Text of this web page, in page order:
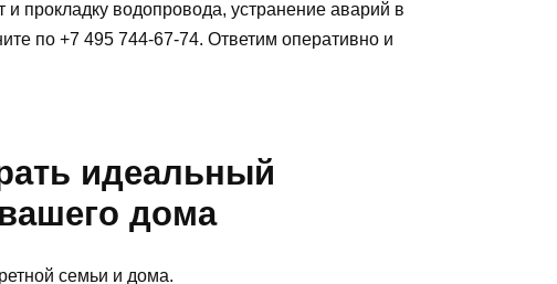
прокладку водопровода, устранение аварий в
по +7 495 744-67-74. Ответим оперативно и
идеальный
дома
семьи и дома.